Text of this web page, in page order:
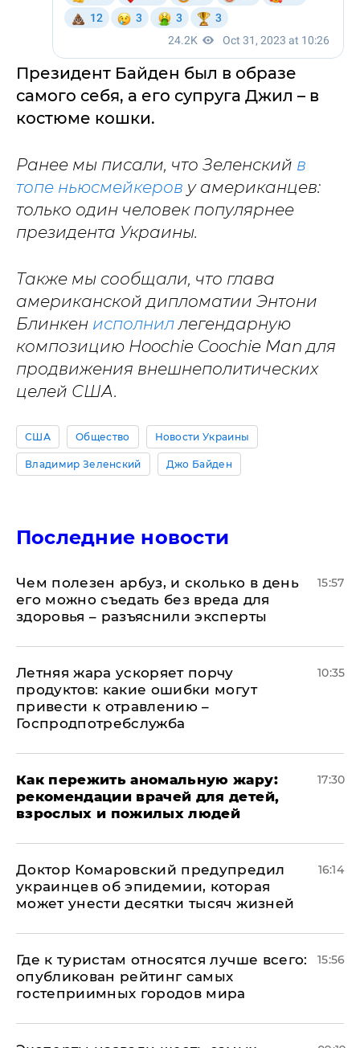
Президент Байден был в образе
самого себя, а его супруга Джил – в
костюме кошки.
Ранее мы писали, что Зеленский в
топе ньюсмейкеров у американцев:
только один человек популярнее
президента Украины.
Также мы сообщали, что глава
американской дипломатии Энтони
Блинкен исполниллегендарную
композицию Hoochie Coochie Man для
продвижения внешнеполитических
целей США.
США Общество Новости Украины
Владимир Зеленский Джо Байден
Последние новости
Чем полезен арбуз, и сколько в день
его можно съедать без вреда для
здоровья – разъяснили эксперты
15:57
Летняя жара ускоряет порчу
продуктов: какие ошибки могут
привести к отравлению –
Госпродпотребслужба
10:35
Как пережить аномальную жару:
рекомендации врачей для детей,
взрослых и пожилых людей
17:30
Доктор Комаровский предупредил
украинцев об эпидемии, которая
может унести десятки тысяч жизней
16:14
Где к туристам относятся лучше всего:
опубликован рейтинг самых
гостеприимных городов мира
15:56